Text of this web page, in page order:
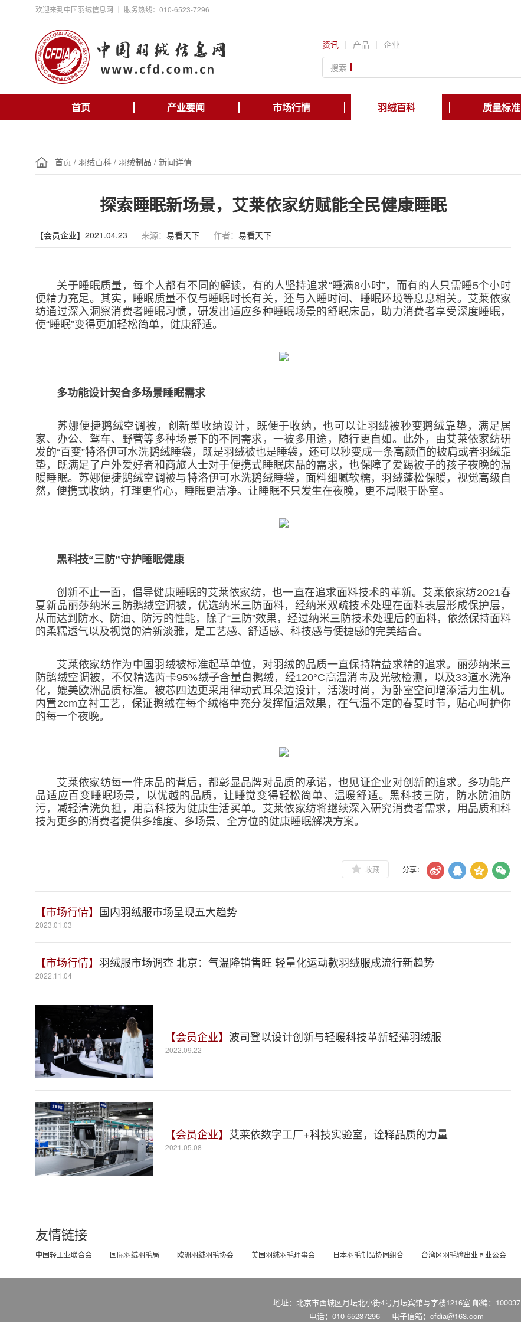
欢迎来到中国羽绒信息网 ｜ 服务热线：010-6523-7296
资讯 ｜ 产品 ｜ 企业
搜索
首页 产业要闻 市场行情 羽绒百科 质量标准
首页 / 羽绒百科 / 羽绒制品 / 新闻详情
探索睡眠新场景，艾莱依家纺赋能全民健康睡眠
【会员企业】2021.04.23 来源： 易看天下 作者： 易看天下
关于睡眠质量，每个人都有不同的解读，有的人坚持追求“睡满8小时”，而有的人只需睡5个小时
便精力充足。其实，睡眠质量不仅与睡眠时长有关，还与入睡时间、睡眠环境等息息相关。艾莱依家
纺通过深入洞察消费者睡眠习惯，研发出适应多种睡眠场景的舒眠床品，助力消费者享受深度睡眠，
使“睡眠”变得更加轻松简单，健康舒适。
多功能设计契合多场景睡眠需求
苏娜便捷鹅绒空调被，创新型收纳设计，既便于收纳，也可以让羽绒被秒变鹅绒靠垫，满足居
家、办公、驾车、野营等多种场景下的不同需求，一被多用途，随行更自如。此外，由艾莱依家纺研
发的“百变”特洛伊可水洗鹅绒睡袋，既是羽绒被也是睡袋，还可以秒变成一条高颜值的披肩或者羽绒靠
垫，既满足了户外爱好者和商旅人士对于便携式睡眠床品的需求，也保障了爱踢被子的孩子夜晚的温
暖睡眠。苏娜便捷鹅绒空调被与特洛伊可水洗鹅绒睡袋，面料细腻软糯，羽绒蓬松保暖，视觉高级自
然，便携式收纳，打理更省心，睡眠更洁净。让睡眠不只发生在夜晚，更不局限于卧室。
黑科技“三防”守护睡眠健康
创新不止一面，倡导健康睡眠的艾莱依家纺，也一直在追求面料技术的革新。艾莱依家纺2021春
夏新品丽莎纳米三防鹅绒空调被，优选纳米三防面料，经纳米双疏技术处理在面料表层形成保护层，
从而达到防水、防油、防污的性能，除了“三防”效果，经过纳米三防技术处理后的面料，依然保持面料
的柔糯透气以及视觉的清新淡雅，是工艺感、舒适感、科技感与便捷感的完美结合。
艾莱依家纺作为中国羽绒被标准起草单位，对羽绒的品质一直保持精益求精的追求。丽莎纳米三
防鹅绒空调被，不仅精选芮卡95%绒子含量白鹅绒，经120°C高温消毒及光敏检测，以及33道水洗净
化，媲美欧洲品质标准。被芯四边更采用律动式耳朵边设计，活泼时尚，为卧室空间增添活力生机。
内置2cm立衬工艺，保证鹅绒在每个绒格中充分发挥恒温效果，在气温不定的春夏时节，贴心呵护你
的每一个夜晚。
艾莱依家纺每一件床品的背后，都彰显品牌对品质的承诺，也见证企业对创新的追求。多功能产
品适应百变睡眠场景，以优越的品质，让睡觉变得轻松简单、温暖舒适。黑科技三防，防水防油防
污，减轻清洗负担，用高科技为健康生活买单。艾莱依家纺将继续深入研究消费者需求，用品质和科
技为更多的消费者提供多维度、多场景、全方位的健康睡眠解决方案。
收藏 分享：
【市场行情】 国内羽绒服市场呈现五大趋势
2023.01.03
【市场行情】 羽绒服市场调查 北京：气温降销售旺 轻量化运动款羽绒服成流行新趋势
2022.11.04
【会员企业】 波司登以设计创新与轻暖科技革新轻薄羽绒服
2022.09.22
【会员企业】 艾莱依数字工厂+科技实验室，诠释品质的力量
2021.05.08
友情链接
中国轻工业联合会 国际羽绒羽毛局 欧洲羽绒羽毛协会 美国羽绒羽毛理事会 日本羽毛制品协同组合 台湾区羽毛输出业同业公会
地址：北京市西城区月坛北小街4号月坛宾馆写字楼1216室 邮编：100037
电话：010-65237296
电子信箱：cfdia@163.com